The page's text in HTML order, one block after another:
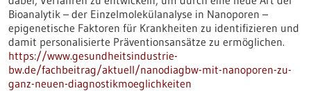
Bioanalytik – der Einzelmolekülanalyse in Nanoporen –
epigenetische Faktoren für Krankheiten zu identifizieren und
damit personalisierte Präventionsansätze zu ermöglichen.
https://www.gesundheitsindustrie-
bw.de/fachbeitrag/aktuell/nanodiagbw-mit-nanoporen-zu-
ganz-neuen-diagnostikmoeglichkeiten